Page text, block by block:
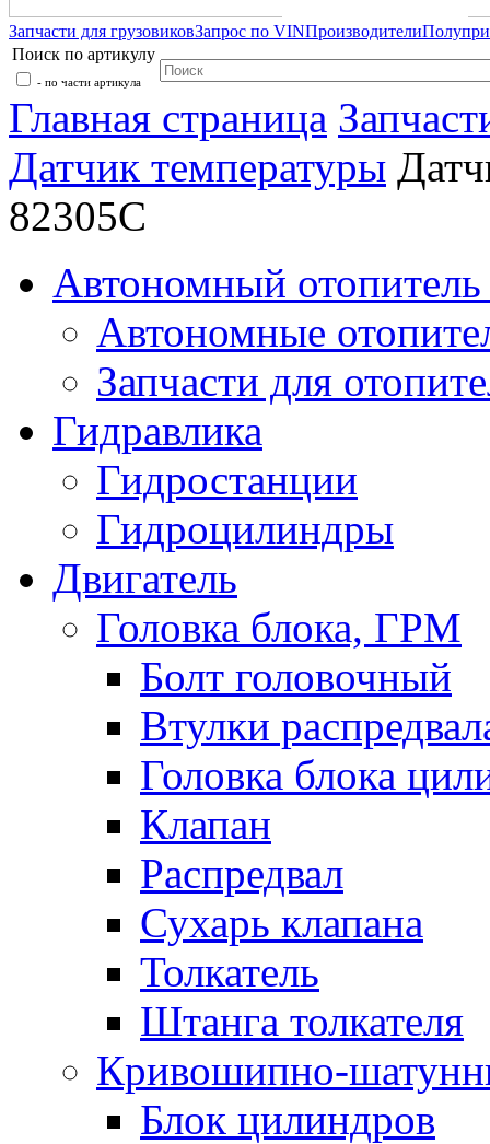
Запчасти для грузовиковЗапрос по VINПроизводители
Поиск по артикулу
- по части артикула
Главная страница
Датчик температуры
82305C
Автономный отопитель
Автономные
Запчасти для
Гидравлика
Гидростанции
Гидроцилиндры
Двигатель
Головка блока, ГРМ
Болт головочный
Втулки
Головка блока
Клапан
Распредвал
Сухарь клапана
Толкатель
Штанга толкателя
Кривошипно-
Блок цилиндров